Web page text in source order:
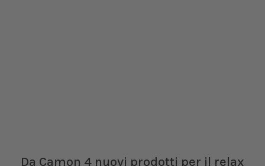
Da Camon 4 nuovi prodotti per il relax